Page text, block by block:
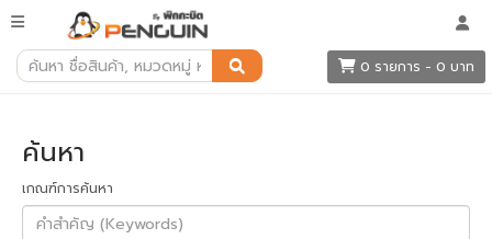
0 รายการ - 0 บาท
ค้นหา
ค้นหา
เกณฑ์การค้นหา